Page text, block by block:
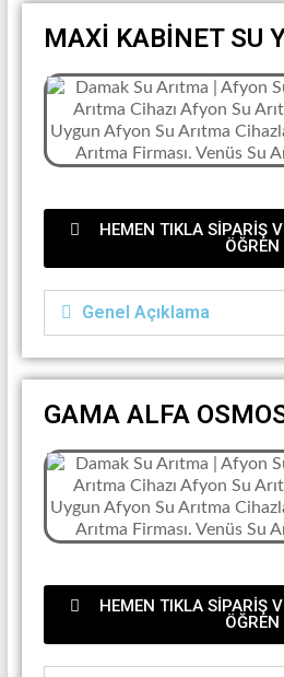
MAXİ KABİNET SU
HEMEN TIKLA SİPARİŞ
ÖĞREN
Genel Açıklama
GAMA ALFA
HEMEN TIKLA SİPARİŞ
ÖĞREN